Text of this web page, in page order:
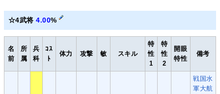
☆4武将4.00%
名
前
所
属
兵
科
ｺｽ
ﾄ
体力 攻撃 敏 スキル
特
性
1
特
性
2
開眼
特性
備考
戦国水
軍大航